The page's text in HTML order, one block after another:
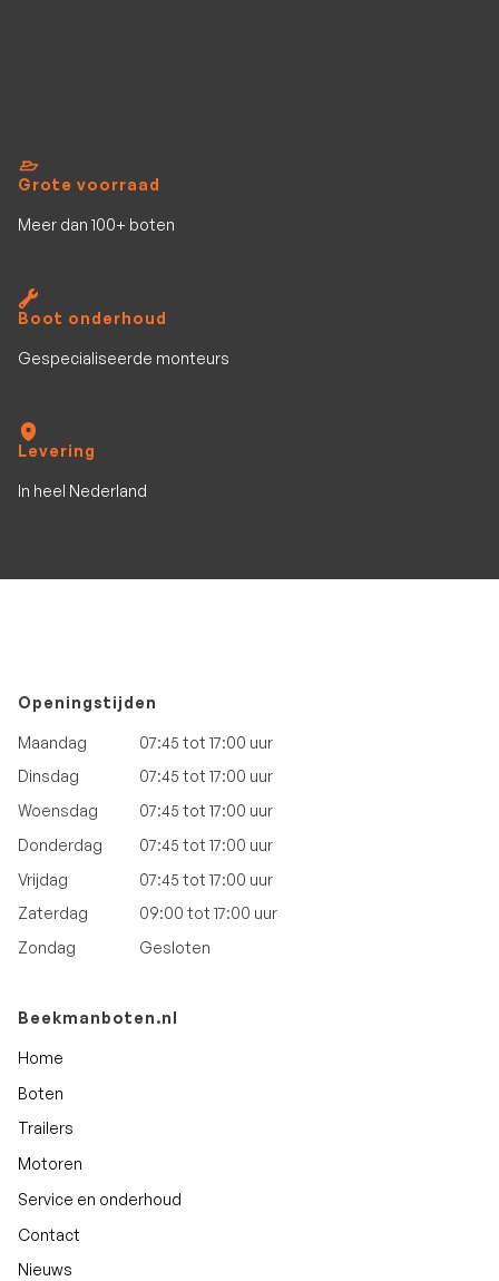
Grote voorraad
Meer dan 100+ boten
Boot onderhoud
Gespecialiseerde monteurs
Levering
In heel Nederland
Openingstijden
Maandag
07:45 tot 17:00 uur
Dinsdag
07:45 tot 17:00 uur
Woensdag
07:45 tot 17:00 uur
Donderdag
07:45 tot 17:00 uur
Vrijdag
07:45 tot 17:00 uur
Zaterdag
09:00 tot 17:00 uur
Zondag
Gesloten
Beekmanboten.nl
Home
Boten
Trailers
Motoren
Service en onderhoud
Contact
Nieuws